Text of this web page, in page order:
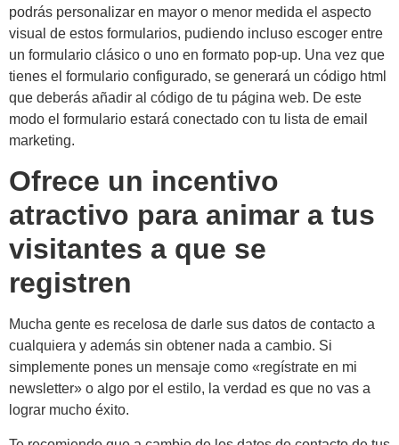
podrás personalizar en mayor o menor medida el aspecto
visual de estos formularios, pudiendo incluso escoger entre
un formulario clásico o uno en formato pop-up. Una vez que
tienes el formulario configurado, se generará un código html
que deberás añadir al código de tu página web. De este
modo el formulario estará conectado con tu lista de email
marketing.
Ofrece un incentivo
atractivo para animar a tus
visitantes a que se
registren
Mucha gente es recelosa de darle sus datos de contacto a
cualquiera y además sin obtener nada a cambio. Si
simplemente pones un mensaje como «regístrate en mi
newsletter» o algo por el estilo, la verdad es que no vas a
lograr mucho éxito.